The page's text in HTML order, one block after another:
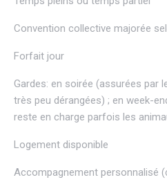
Convention collective majorée
Forfait jour
Gardes: en soirée (assurées par
très peu dérangées) ; en week-
reste en charge parfois les
Logement disponible
Accompagnement personnalisé